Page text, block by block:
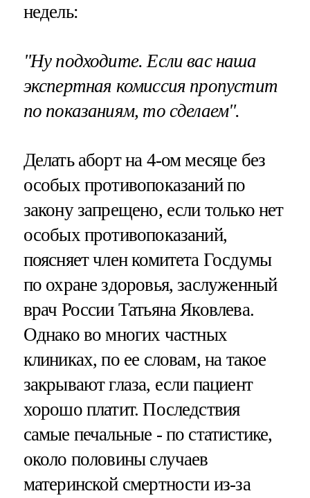
недель:
"Ну подходите. Если вас наша
экспертная комиссия пропустит
по показаниям, то сделаем".
Делать аборт на 4-ом месяце без
особых противопоказаний по
закону запрещено, если только нет
особых противопоказаний,
поясняет член комитета Госдумы
по охране здоровья, заслуженный
врач России Татьяна Яковлева.
Однако во многих частных
клиниках, по ее словам, на такое
закрывают глаза, если пациент
хорошо платит. Последствия
самые печальные - по статистике,
около половины случаев
материнской смертности из-за